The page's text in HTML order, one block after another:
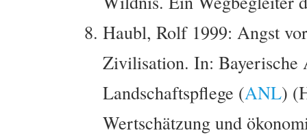
Haubl, Rolf 1999: Angst
Zivilisation. In: Bayerische
Landschaftspflege (ANL)
Wertschätzung und